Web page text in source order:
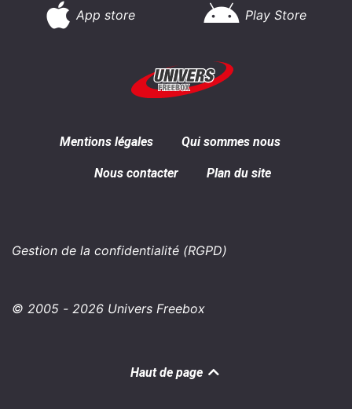
App store Play Store
Mentions légales Qui sommes nous
Nous contacter Plan du site
Gestion de la confidentialité (RGPD)
© 2005 - 2026 Univers Freebox
Haut de page